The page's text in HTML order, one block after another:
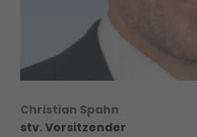
Christian Spahn
stv. Vorsitzender